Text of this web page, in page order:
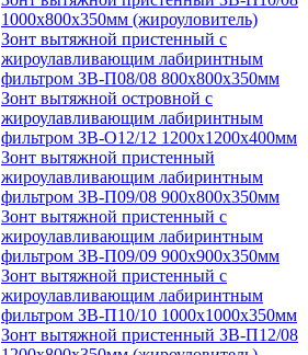
1000х800х350мм (жироуловитель)
Зонт вытяжной пристенный с
жироулавливающим лабиринтным
фильтром ЗВ-П08/08 800х800х350мм
Зонт вытяжной островной с
жироулавливающим лабиринтным
фильтром ЗВ-О12/12 1200х1200х400мм
Зонт вытяжной пристенный
жироулавливающим лабиринтным
фильтром ЗВ-П09/08 900х800х350мм
Зонт вытяжной пристенный с
жироулавливающим лабиринтным
фильтром ЗВ-П09/09 900х900х350мм
Зонт вытяжной пристенный с
жироулавливающим лабиринтным
фильтром ЗВ-П10/10 1000х1000х350мм
Зонт вытяжной пристенный ЗВ-П12/08